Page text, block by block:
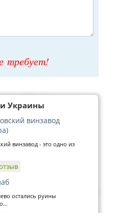
требует!
Украины
винзавод
винзавод - это одно из
остались руины